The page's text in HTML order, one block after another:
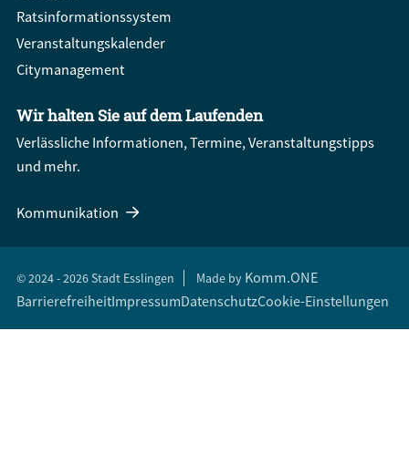
Ratsinformationssystem
Veranstaltungskalender
Citymanagement
Wir halten Sie auf dem Laufenden
Verlässliche Informationen, Termine, Veranstaltungstipps
und mehr.
Kommunikation
© 2024 - 2026 Stadt Esslingen Made by Komm.ONE
BarrierefreiheitImpressumDatenschutzCookie-Einstellungen